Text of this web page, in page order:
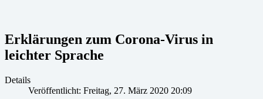
Erklärungen zum Corona-Virus in
leichter Sprache
Details
Veröffentlicht: Freitag, 27. März 2020 20:09